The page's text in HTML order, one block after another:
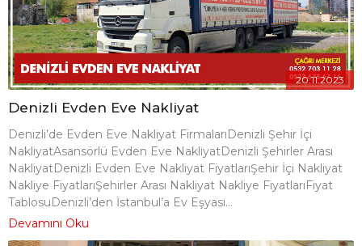
20.11.2023
Denizli Evden Eve Nakliyat
Denizli’de Evden Eve Nakliyat FirmalarıDenizli Şehir İçi
NakliyatAsansörlü Evden Eve NakliyatDenizli Şehirler Arası
NakliyatDenizli Evden Eve Nakliyat FiyatlarıŞehir İçi Nakliyat
Nakliye FiyatlarıŞehirler Arası Nakliyat Nakliye FiyatlarıFiyat
TablosuDenizli’den İstanbul’a Ev Eşyası...
Devamını Oku